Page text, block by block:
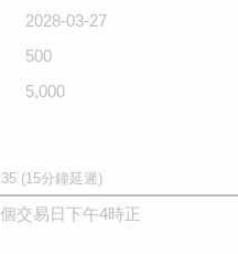
2028-03-27
500
5,000
(15分鐘延遲)
交易日下午4時正